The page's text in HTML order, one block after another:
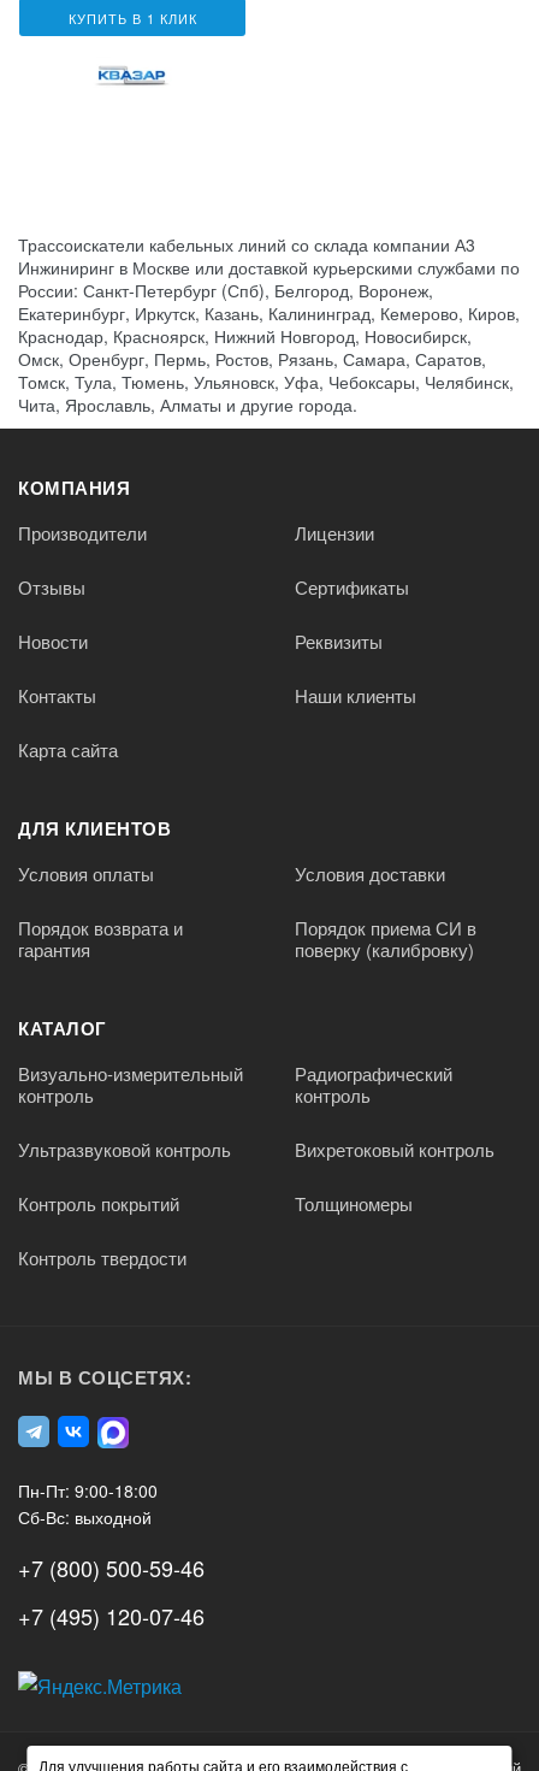
КУПИТЬ В 1 КЛИК
Трассоискатели кабельных линий со склада компании А3
Инжиниринг в Москве или доставкой курьерскими службами по
России: Санкт-Петербург (Спб), Белгород, Воронеж,
Екатеринбург, Иркутск, Казань, Калининград, Кемерово, Киров,
Краснодар, Красноярск, Нижний Новгород, Новосибирск,
Омск, Оренбург, Пермь, Ростов, Рязань, Самара, Саратов,
Томск, Тула, Тюмень, Ульяновск, Уфа, Чебоксары, Челябинск,
Чита, Ярославль, Алматы и другие города.
КОМПАНИЯ
Производители Лицензии
Отзывы Сертификаты
Новости Реквизиты
Контакты Наши клиенты
Карта сайта
ДЛЯ КЛИЕНТОВ
Условия оплаты Условия доставки
Порядок возврата и
гарантия
Порядок приема СИ в
поверку (калибровку)
КАТАЛОГ
Визуально-измерительный
контроль
Радиографический
контроль
Ультразвуковой контроль Вихретоковый контроль
Контроль покрытий Толщиномеры
Контроль твердости
МЫ В СОЦСЕТЯХ:
Пн-Пт: 9:00-18:00
Сб-Вс: выходной
+7 (800) 500-59-46
+7 (495) 120-07-46
Инжиниринг
Для улучшения работы сайта и его взаимодействия с